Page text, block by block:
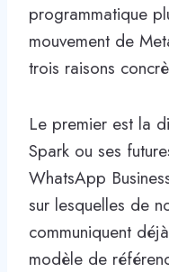
programmatique
mouvement de
trois raisons
Le premier est la
Spark ou ses
WhatsApp
sur lesquelles de
communiquent
modèle de